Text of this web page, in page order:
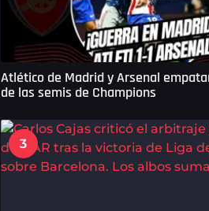
Atlético de Madrid y Arsenal
de las semis de Champions
3